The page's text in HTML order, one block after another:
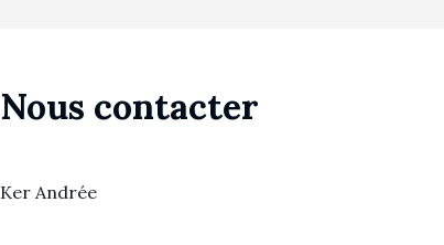
Nous contacter
Ker Andrée